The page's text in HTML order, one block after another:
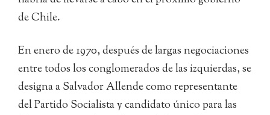
de Chile.
En enero de 1970, después de largas negociaciones
entre todos los conglomerados de las izquierdas, se
designa a Salvador Allende como representante
del Partido Socialista y candidato único para las